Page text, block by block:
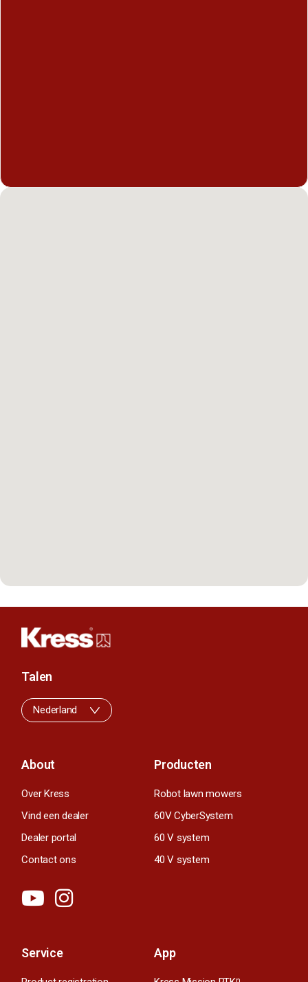
About
Over Kress
Vind een dealer
Dealer portal
Contact ons
Producten
Robot lawn mowers
60V CyberSystem
60 V system
40 V system
Service App
Talen
Nederland